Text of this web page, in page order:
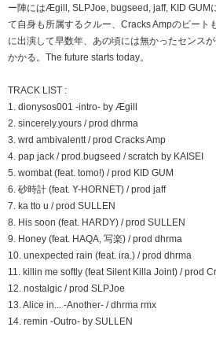
ー陣にはÆgill, SLPJoe, bugseed, jaff, KID GUM
て自身も所属するクルー、Cracks Ampのビート
に出演して早数年、あの頃には無かったセンス
かかる。The future starts today。
TRACK LIST :
1. dionysos001 -intro- by Ægill
2. sincerely.yours / prod dhrma
3. wrd ambivalentt / prod Cracks Amp
4. pap jack / prod.bugseed / scratch by KAISEI
5. wombat (feat. tomo!) / prod KID GUM
6. 砂時計 (feat. Y-HORNET) / prod jaff
7. ka tto u / prod SULLEN
8. His soon (feat. HARDY) / prod SULLEN
9. Honey (feat. HAQA, 写楽) / prod dhrma
10. unexpected rain (feat. ira.) / prod dhrma
11. killin me softly (feat Silent Killa Joint) / prod
12. nostalgic / prod SLPJoe
13. Alice in... -Another- / dhrma rmx
14. remin -Outro- by SULLEN